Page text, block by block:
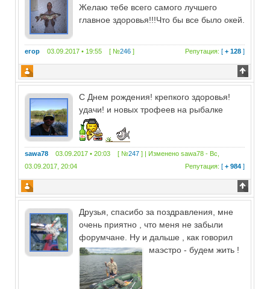
Желаю тебе всего самого лучшего
главное здоровья!!!Что бы все было окей.
егор 03.09.2017 • 19:55 [ №246 ] Репутация: [+ 128 ]
С Днем рождения! крепкого здоровья!
удачи! и новых трофеев на рыбалке
sawa78 03.09.2017 • 20:03 [ №247 ] | Измененоsawa78 - Вс,
03.09.2017, 20:04
Репутация: [+ 984 ]
Друзья, спасибо за поздравления, мне
очень приятно , что меня не забыли
форумчане. Ну и дальше , как говорил
маэстро - будем жить !